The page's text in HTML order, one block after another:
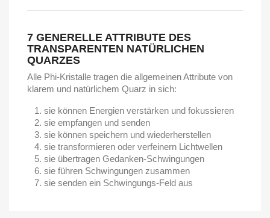
7 GENERELLE ATTRIBUTE DES
TRANSPARENTEN NATÜRLICHEN
QUARZES
Alle Phi-Kristalle tragen die allgemeinen Attribute von
klarem und natürlichem Quarz in sich:
sie können Energien verstärken und fokussieren
sie empfangen und senden
sie können speichern und wiederherstellen
sie transformieren oder verfeinern Lichtwellen
sie übertragen Gedanken-Schwingungen
sie führen Schwingungen zusammen
sie senden ein Schwingungs-Feld aus